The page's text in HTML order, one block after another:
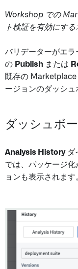
Workshop での
ト検証を有効にする
バリデーターがエ
の Publish または
既存の
ージョンのダッシュ
ダッシュボ
Analysis Historyダ
では、パッケージ
ョンも表示されます